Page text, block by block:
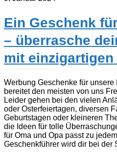
Ein Geschenk
– überrasche
mit
Werbung Geschenke für unsere
bereitet den meisten von uns
Leider gehen bei den vielen
oder Osterfeiertagen, diversen
Geburtstagen oder kleineren
die Ideen für tolle
für Oma und Opa passt zu
Geschenkführer wird dir bei der